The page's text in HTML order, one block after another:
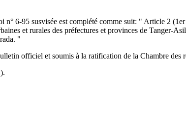
n° 6-95 susvisée est complété comme suit: " Article 2
et rurales des préfectures et provinces de Tanger-
"
officiel et soumis à la ratification de la Chambre des